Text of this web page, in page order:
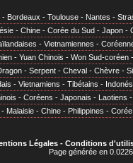
- Bordeaux - Toulouse - Nantes -
- Chine - Corée du Sud - Japon -
- Vietnamiennes -
- Yuan Chinois - Won Sud-coréen
- Serpent - Cheval - Chèvre -
- Vietnamiens - Tibétains -
- Coréens - Japonais - Laotiens
- Malaisie - Chine - Philippines - Corée
Légales- Conditions
Page générée en